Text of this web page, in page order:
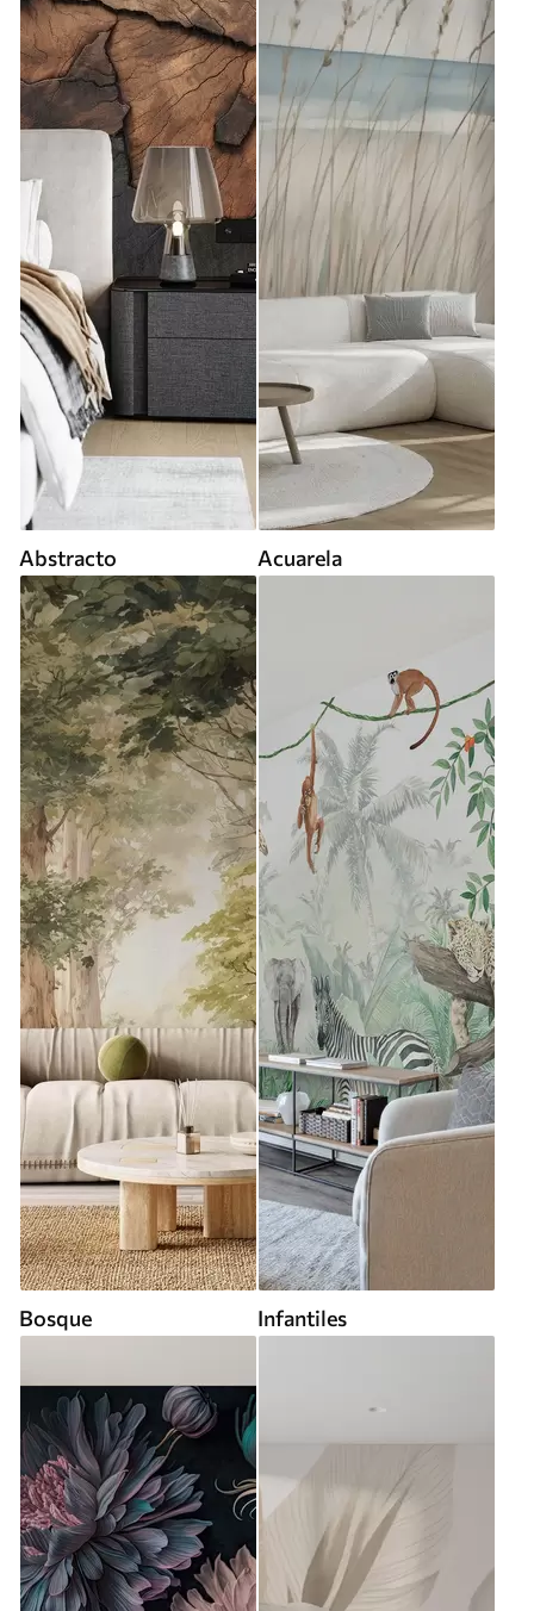
Abstracto Acuarela
Bosque Infantiles